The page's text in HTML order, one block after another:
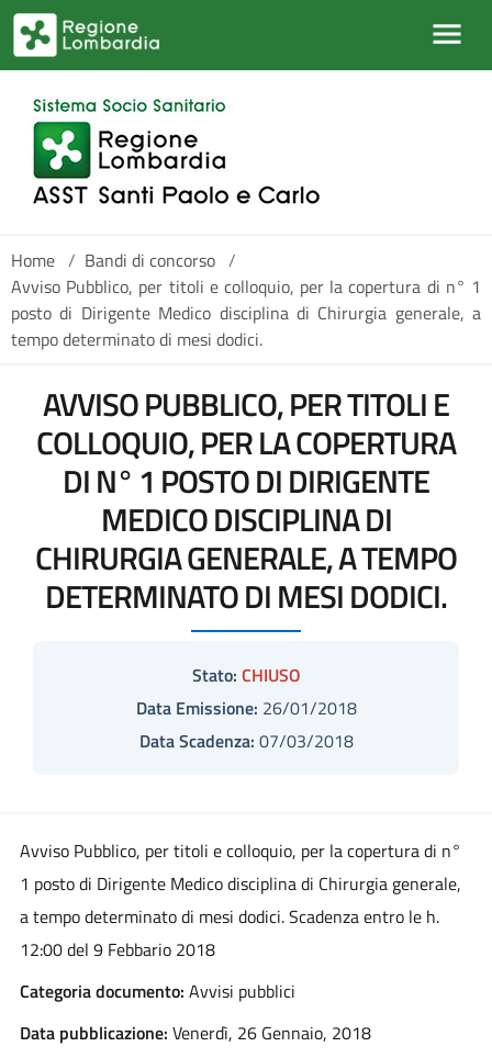
Salta al contenuto principale
Home / Bandi di concorso /
Avviso Pubblico, per titoli e colloquio, per la copertura di n° 1
posto di Dirigente Medico disciplina di Chirurgia generale, a
tempo determinato di mesi dodici.
AVVISO PUBBLICO, PER TITOLI E
COLLOQUIO, PER LA COPERTURA
DI N° 1 POSTO DI DIRIGENTE
MEDICO DISCIPLINA DI
CHIRURGIA GENERALE, A TEMPO
DETERMINATO DI MESI DODICI.
Stato: CHIUSO
Data Emissione: 26/01/2018
Data Scadenza: 07/03/2018
Avviso Pubblico, per titoli e colloquio, per la copertura di n°
1 posto di Dirigente Medico disciplina di Chirurgia generale,
a tempo determinato di mesi dodici. Scadenza entro le h.
12:00 del 9 Febbario 2018
Categoria documento: Avvisi pubblici
Data pubblicazione: Venerdì, 26 Gennaio, 2018